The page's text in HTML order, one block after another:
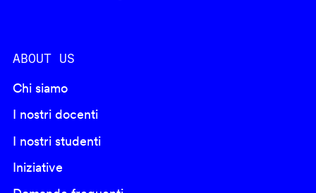
ABOUT US
Chi siamo
I nostri docenti
I nostri studenti
Iniziative